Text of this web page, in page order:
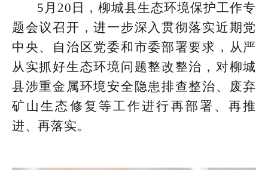
网上办事
互动回应
数据专题
5月20日，柳城县生态环境保护工作专
题会议召开，进一步深入贯彻落实近期党
中央、自治区党委和市委部署要求，从严
从实抓好生态环境问题整改整治，对柳城
县涉重金属环境安全隐患排查整治、废弃
矿山生态修复等工作进行再部署、再推
进、再落实。